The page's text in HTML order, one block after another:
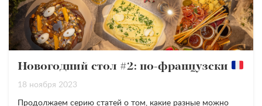
Новогодний стол #2: по-французски
18 ноября 2023
Продолжаем серию статей о том, какие разные можно